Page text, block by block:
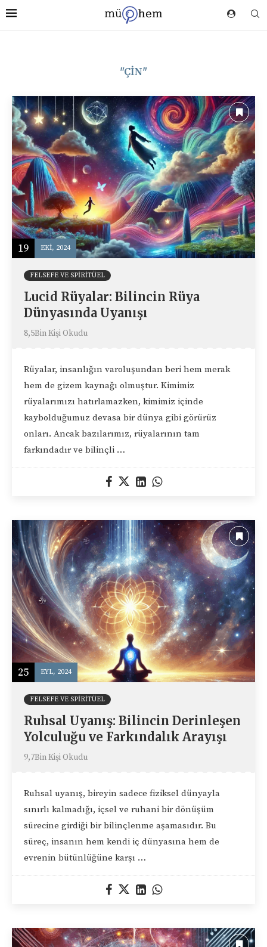
"ÇIN"
19 EKI, 2024
FELSEFE VE SPIRITÜEL
Lucid Rüyalar: Bilincin Rüya
Dünyasında Uyanışı
8,5Bin Kişi Okudu
Rüyalar, insanlığın varoluşundan beri hem merak
hem de gizem kaynağı olmuştur. Kimimiz
rüyalarımızı hatırlamazken, kimimiz içinde
kaybolduğumuz devasa bir dünya gibi görürüz
onları. Ancak bazılarımız, rüyalarının tam
farkındadır ve bilinçli …
25 EYL, 2024
FELSEFE VE SPIRITÜEL
Ruhsal Uyanış: Bilincin Derinleşen
Yolculuğu ve Farkındalık Arayışı
9,7Bin Kişi Okudu
Ruhsal uyanış, bireyin sadece fiziksel dünyayla
sınırlı kalmadığı, içsel ve ruhani bir dönüşüm
sürecine girdiği bir bilinçlenme aşamasıdır. Bu
süreç, insanın hem kendi iç dünyasına hem de
evrenin bütünlüğüne karşı …